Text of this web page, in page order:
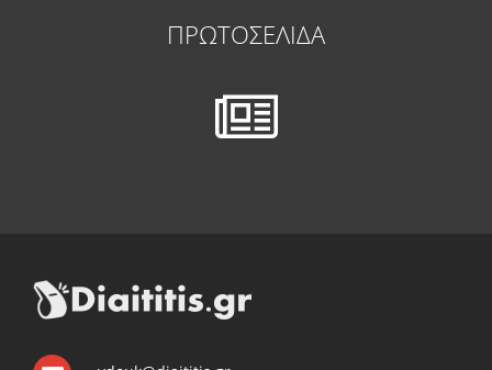
ΠΡΩΤΟΣΕΛΙΔΑ